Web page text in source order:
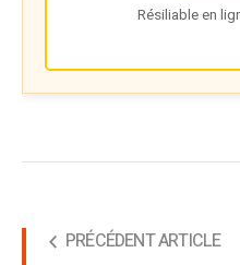
Résiliable en
PRÉCÉDENT ARTICLE